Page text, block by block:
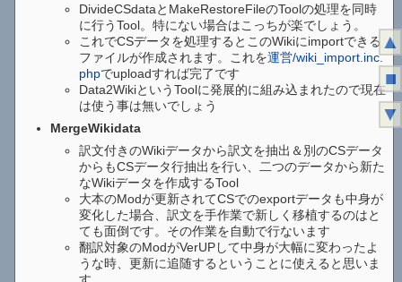
DivideCSdataとMakeRestoreFileのToolの処理を同時
に行うTool。特にない場合はこっちが楽でしょう。
これでCSデータを処理するとこのWikiにimportできる
ファイルが作成されます。これを運営/wiki_import.inc.
phpでuploadすれば完了です
Data2WikiというToolに発展的に組み込まれたので現在
は使う事は無いでしょう
MergeWikidata
訳文付きのWikiデータから訳文を抽出＆別のCSデータ
からもCSデータ行抽出を行い、二つのデータから新た
なWikiデータを作成するTool
大本のModが更新されてCSでのexportデータも中身が
変化した場合、訳文を手作業で新しく移植するのはと
ても面倒です。その作業を自動で行ないます
翻訳対象のModがVerUPして中身が大幅に変わったよ
うな時、更新に追随するということに使えると思いま
▲
■
▼